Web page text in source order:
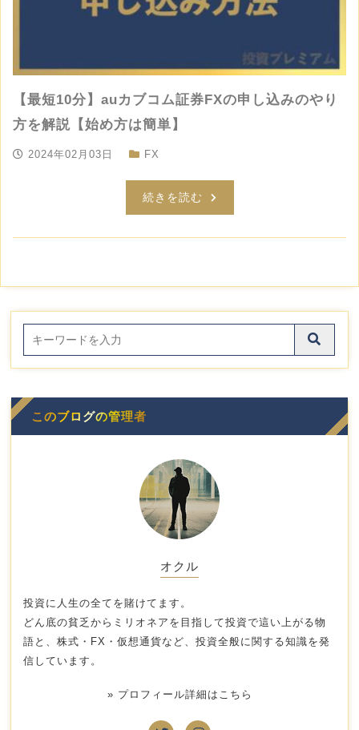
【最短10分】auカブコム証券FXの申し込みのやり
方を解説【始め方は簡単】
2024年02月03日 FX
続きを読む
このブログの管理者
オクル
投資に人生の全てを賭けてます。
どん底の貧乏からミリオネアを目指して投資で這い上がる物
語と、株式・FX・仮想通貨など、投資全般に関する知識を発
信しています。
» プロフィール詳細はこちら